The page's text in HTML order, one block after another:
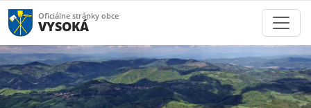
Oficiálne stránky obce
VYSOKÁ